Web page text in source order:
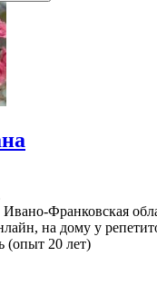
Ивано-Франковская
на дому у
(опыт 20 лет)